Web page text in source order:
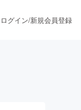
ログイン/新規会員登録